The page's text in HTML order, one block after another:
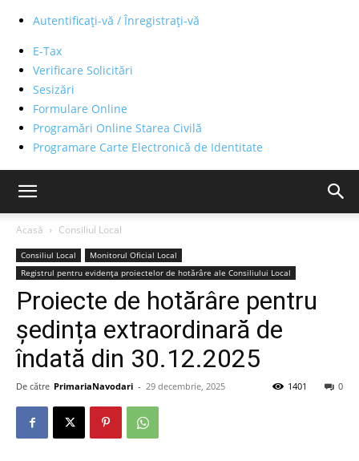
Autentificați-vă / Înregistrați-vă
E-Tax
Verificare Solicitări
Sesizări
Formulare Online
Programări Online Starea Civilă
Programare Carte Electronică de Identitate
Acasă Consiliul Local
Consiliul Local
Monitorul Oficial Local
Registrul pentru evidența proiectelor de hotărâre ale Consiliului Local
Proiecte de hotărâre pentru
ședința extraordinară de
îndată din 30.12.2025
De către PrimariaNavodari - 29 decembrie, 2025 0
1401